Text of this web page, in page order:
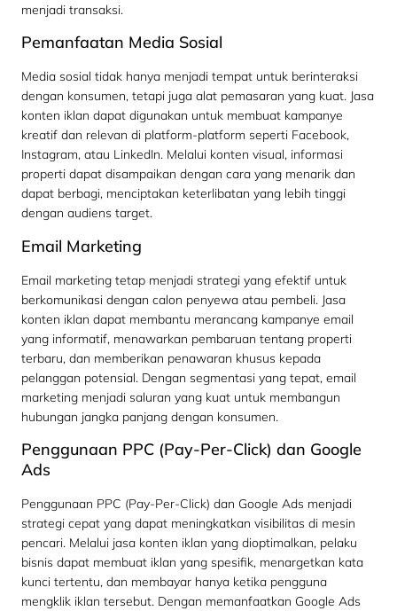
menjadi transaksi.
Pemanfaatan Media Sosial
Media sosial tidak hanya menjadi tempat untuk berinteraksi
dengan konsumen, tetapi juga alat pemasaran yang kuat. Jasa
konten iklan dapat digunakan untuk membuat kampanye
kreatif dan relevan di platform-platform seperti Facebook,
Instagram, atau LinkedIn. Melalui konten visual, informasi
properti dapat disampaikan dengan cara yang menarik dan
dapat berbagi, menciptakan keterlibatan yang lebih tinggi
dengan audiens target.
Email Marketing
Email marketing tetap menjadi strategi yang efektif untuk
berkomunikasi dengan calon penyewa atau pembeli. Jasa
konten iklan dapat membantu merancang kampanye email
yang informatif, menawarkan pembaruan tentang properti
terbaru, dan memberikan penawaran khusus kepada
pelanggan potensial. Dengan segmentasi yang tepat, email
marketing menjadi saluran yang kuat untuk membangun
hubungan jangka panjang dengan konsumen.
Penggunaan PPC (Pay-Per-Click) dan Google
Ads
Penggunaan PPC (Pay-Per-Click) dan Google Ads menjadi
strategi cepat yang dapat meningkatkan visibilitas di mesin
pencari. Melalui jasa konten iklan yang dioptimalkan, pelaku
bisnis dapat membuat iklan yang spesifik, menargetkan kata
kunci tertentu, dan membayar hanya ketika pengguna
mengklik iklan tersebut. Dengan memanfaatkan Google Ads